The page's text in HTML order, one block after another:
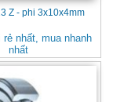
Z - phi 3x10x4mm
rẻ nhất, mua nhanh
nhất